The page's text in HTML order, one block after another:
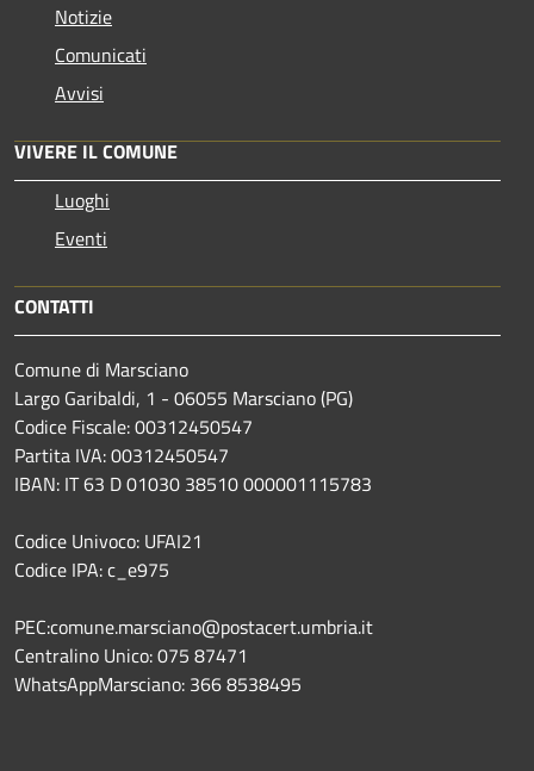
Notizie
Comunicati
Avvisi
VIVERE IL COMUNE
Luoghi
Eventi
CONTATTI
Comune di Marsciano
Largo Garibaldi, 1 - 06055 Marsciano (PG)
Codice Fiscale: 00312450547
Partita IVA: 00312450547
IBAN: IT 63 D 01030 38510 000001115783
Codice Univoco: UFAI21
Codice IPA: c_e975
PEC:comune.marsciano@postacert.umbria.it
Centralino Unico: 075 87471
WhatsAppMarsciano: 366 8538495